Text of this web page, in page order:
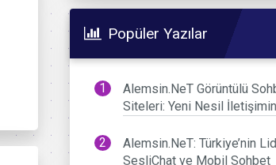
Popüler Yazılar
Alemsin.NeT Görüntülü
Siteleri: Yeni Nesil
Alemsin.NeT: Türkiye’nin
SesliChat ve Mobil Sohbet